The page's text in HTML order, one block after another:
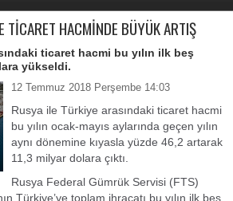
TİCARET HACMİNDE BÜYÜK ARTIŞ
ticaret hacmi bu yılın ilk beş
yükseldi.
12 Temmuz 2018 Perşembe 14:03
Rusya ile Türkiye arasındaki ticaret hacmi
bu yılın ocak-mayıs aylarında geçen yılın
aynı dönemine kıyasla yüzde 46,2 artarak
11,3 milyar dolara çıktı.
Rusya Federal Gümrük Servisi (FTS)
Türkiye’ye toplam ihracatı bu yılın ilk beş